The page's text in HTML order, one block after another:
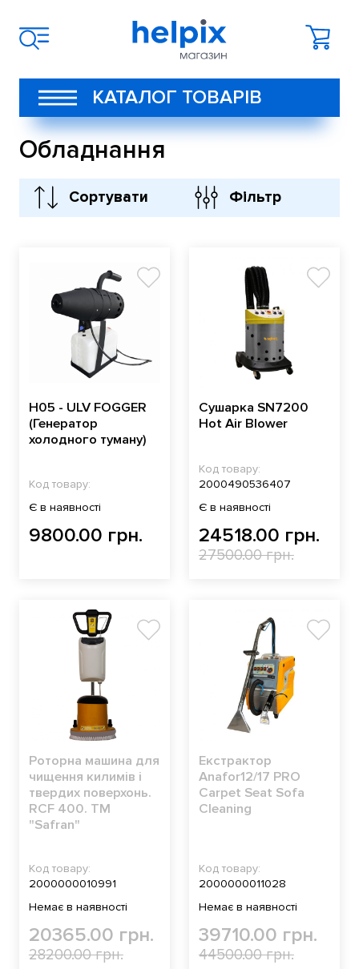
КАТАЛОГ ТОВАРІВ
Обладнання
Сортувати Фільтр
H05 - ULV FOGGER
(Генератор
холодного туману)
Код товару:
Є в наявності
9800.00 грн.
Сушарка SN7200
Hot Air Blower
Код товару:
2000490536407
Є в наявності
24518.00 грн.
27500.00 грн.
Роторна машина для
чищення килимів і
твердих поверхонь.
RCF 400. ТМ
"Safran"
Код товару:
2000000010991
Немає в наявності
20365.00 грн.
28200.00 грн.
Екстрактор
Anafor12/17 PRO
Carpet Seat Sofa
Cleaning
Код товару:
2000000011028
Немає в наявності
39710.00 грн.
44500.00 грн.